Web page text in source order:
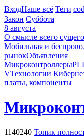
ВходНаше всё Теги
Закон Суббота
8 августа
О смысле всего сущего
Мобильная и
рынокОбъявления
Микроконтроллеры
VТехнологии
платы, компоненты
1140240 Топик